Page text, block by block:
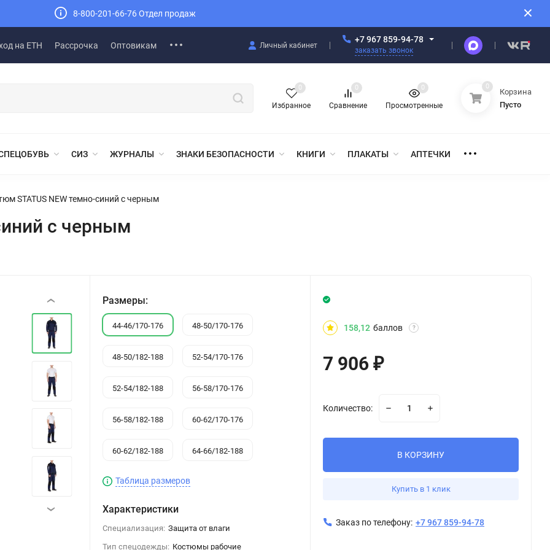
8-800-201-66-76 Отдел продаж
на ЕТН Рассрочка Оптовикам Личный кабинет
+7 967 859-94-78
заказать звонок
Избранное
0
Сравнение
0
Просмотренные
0 0
Корзина
Пусто
СИЗ ЖУРНАЛЫ ЗНАКИ БЕЗОПАСНОСТИ КНИГИ ПЛАКАТЫ АПТЕЧКИ
STATUS NEW темно-синий с черным
с черным
‹
›
Размеры:
44-46/170-176 48-50/170-176
48-50/182-188 52-54/170-176
52-54/182-188 56-58/170-176
56-58/182-188 60-62/170-176
60-62/182-188 64-66/182-188
Таблица размеров
Характеристики
Специализация: Защита от влаги
Тип спецодежды: Костюмы рабочие
158,12 баллов ?
7 906₽
Количество:
В КОРЗИНУ
Купить в 1 клик
Заказ по телефону: +7 967 859-94-78